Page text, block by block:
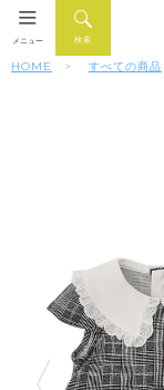
検索
メニュー
HOME すべての商品